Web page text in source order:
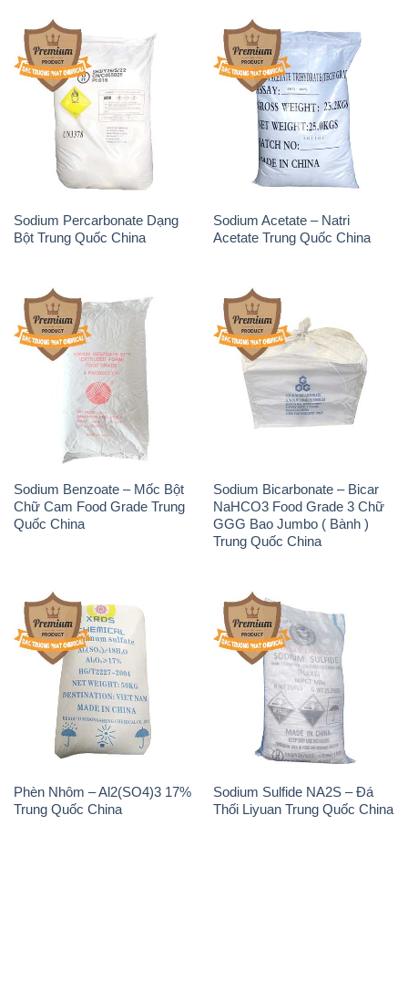
Sodium Percarbonate Dạng
Bột Trung Quốc China
Sodium Acetate – Natri
Acetate Trung Quốc China
Sodium Benzoate – Mốc Bột
Chữ Cam Food Grade Trung
Quốc China
Sodium Bicarbonate – Bicar
NaHCO3 Food Grade 3 Chữ
GGG Bao Jumbo ( Bành )
Trung Quốc China
Phèn Nhôm – Al2(SO4)3 17%
Trung Quốc China
Sodium Sulfide NA2S – Đá
Thối Liyuan Trung Quốc China